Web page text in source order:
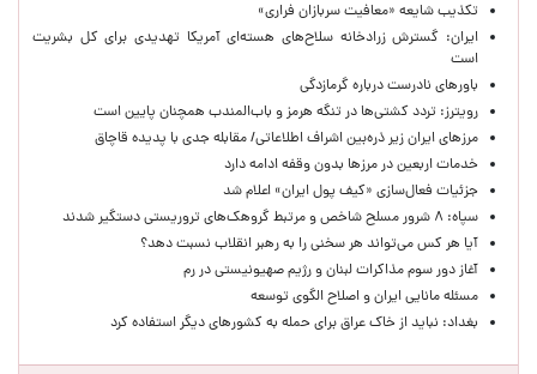
تکذیب شایعه «معافیت سربازان فراری»
ایران: گسترش زرادخانه سلاح‌های هسته‌ای آمریکا تهدیدی برای کل بشریت
است
باورهای نادرست درباره گرمازدگی
رویترز: تردد کشتی‌ها در تنگه هرمز و باب‌المندب همچنان پایین است
مرزهای ایران زیر ذره‌بین اشراف اطلاعاتی/ مقابله جدی با پدیده قاچاق
خدمات اربعین در مرزها بدون وقفه ادامه دارد
جزئیات فعال‌سازی «کیف پول ایران» اعلام شد
سپاه: ۸ شرور مسلح شاخص و مرتبط گروهک‌های تروریستی دستگیر شدند
آیا هر کس می‌تواند هر سخنی را به رهبر انقلاب نسبت دهد؟
آغاز دور سوم مذاکرات لبنان و رژیم صهیونیستی در رم
مسئله مانایی ایران و اصلاح الگوی توسعه
بغداد: نباید از خاک عراق برای حمله به کشورهای دیگر استفاده کرد